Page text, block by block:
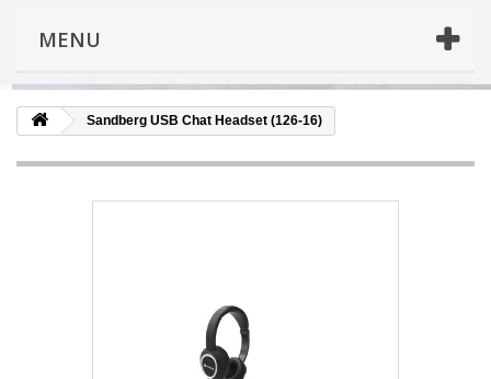
MENU
Sandberg USB Chat Headset (126-16)